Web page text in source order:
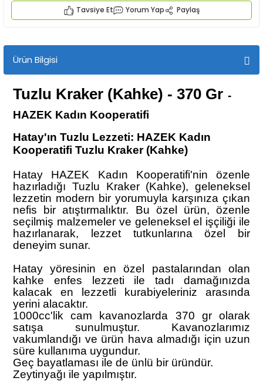
ÜRETİM Ürünleri
Tavsiye Et Yorum Yap Paylaş
Ürün Bilgisi
Tuzlu Kraker (Kahke) - 370 Gr -
HAZEK Kadın Kooperatifi
Hatay'ın Tuzlu Lezzeti: HAZEK Kadın
Kooperatifi Tuzlu Kraker (Kahke)
Hatay HAZEK Kadın Kooperatifi'nin özenle
hazırladığı Tuzlu Kraker (Kahke), geleneksel
lezzetin modern bir yorumuyla karşınıza çıkan
nefis bir atıştırmalıktır. Bu özel ürün, özenle
seçilmiş malzemeler ve geleneksel el işçiliği ile
hazırlanarak, lezzet tutkunlarına özel bir
deneyim sunar.
Hatay yöresinin en özel pastalarından olan
kahke enfes lezzeti ile tadı damağınızda
kalacak en lezzetli kurabiyeleriniz arasında
yerini alacaktır.
1000cc'lik cam kavanozlarda 370 gr olarak
satışa sunulmuştur. Kavanozlarımız
vakumlandığı ve ürün hava almadığı için uzun
süre kullanıma uygundur.
Geç bayatlaması ile de ünlü bir üründür.
Zeytinyağı ile yapılmıştır.